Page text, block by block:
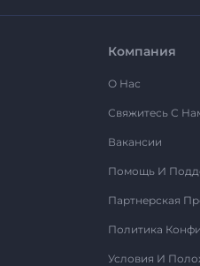
Компания
О Нас
Свяжитесь С
Вакансии
Помощь И
Партнерская
Политика
Условия И